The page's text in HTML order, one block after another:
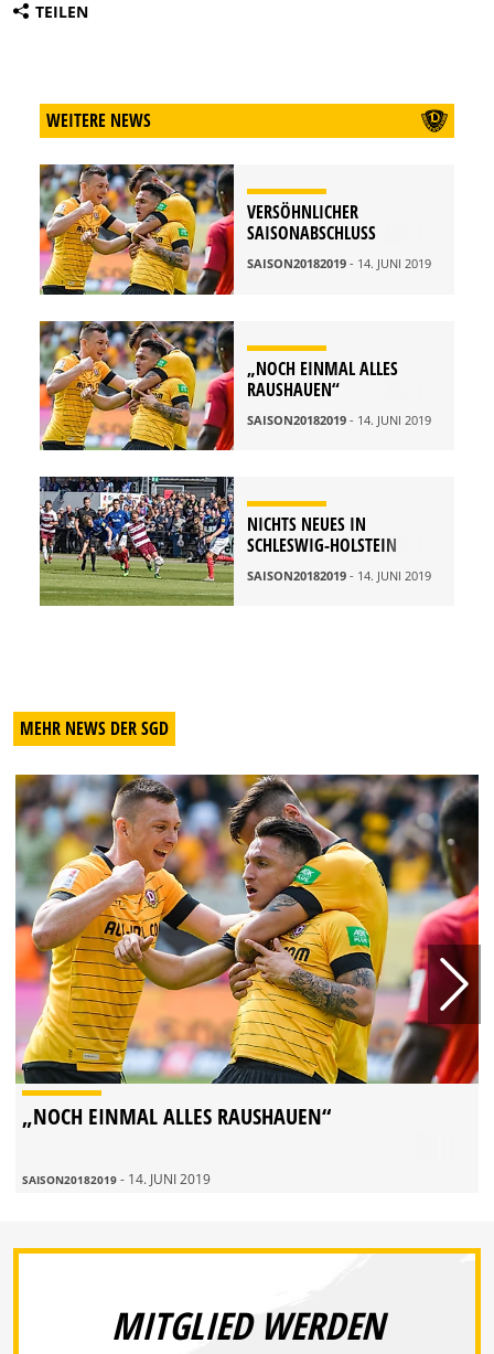
TEILEN
WEITERE NEWS
VERSÖHNLICHER
SAISONABSCHLUSS
SAISON20182019 - 14. JUNI 2019
„NOCH EINMAL ALLES
RAUSHAUEN“
SAISON20182019 - 14. JUNI 2019
NICHTS NEUES IN
SCHLESWIG-HOLSTEIN
SAISON20182019 - 14. JUNI 2019
MEHR NEWS DER SGD
„NOCH EINMAL ALLES RAUSHAUEN“
SAISON20182019 - 14. JUNI 2019
MITGLIED WERDEN